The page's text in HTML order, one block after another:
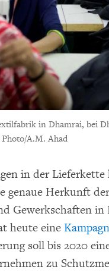
in Dhamrai, bei
A.M. Ahad
in der
genaue Herkunft
Gewerkschaften
heute eine
soll bis 2020
zu